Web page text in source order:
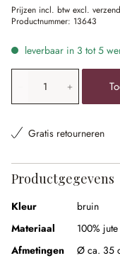
Prijzen incl. btw excl.
Productnummer: 13643
leverbaar in 3 tot 5
Gratis retourneren
Productgegevens
Kleur
bruin
Materiaal
100% jute
Afmetingen
Ø ca. 35